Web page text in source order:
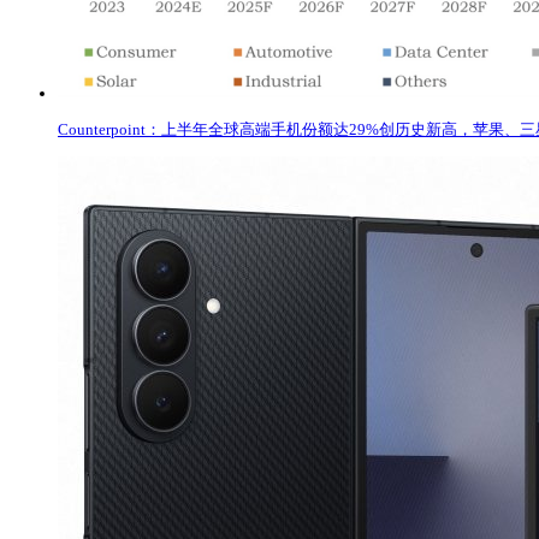
Counterpoint：上半年全球高端手机份额达29%创历史新高，苹果、